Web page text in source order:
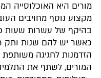
מורים היא האוכלוסייה
מקצוע נוסף מחויבים
בהיקף של עשרות שעות
כאשר יש להם שנות ותק
הזדמנות לחגיגה
המורים, לשתף את